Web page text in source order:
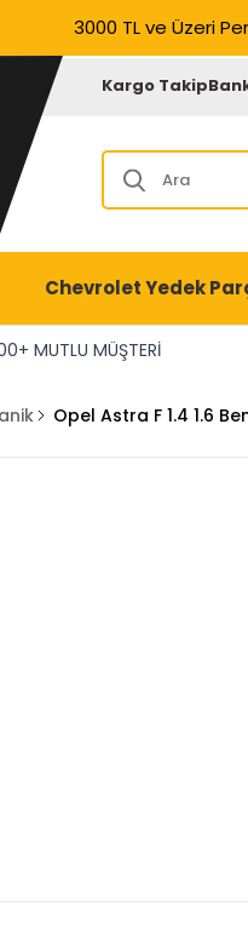
3000 TL ve Üzeri
Kargo Takip
Chevrolet Yedek
MUTLU MÜŞTERİ
Opel Astra F 1.4 1.6